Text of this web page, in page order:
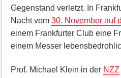
Gegenstand verletzt. In
Nacht vom 30. November auf
einem Frankfurter Club eine
einem Messer
Prof. Michael Klein in der NZZ